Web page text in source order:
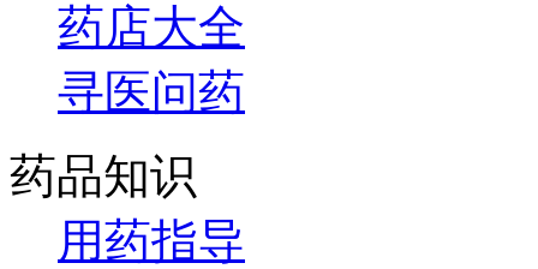
药店大全
寻医问药
药品知识
用药指导